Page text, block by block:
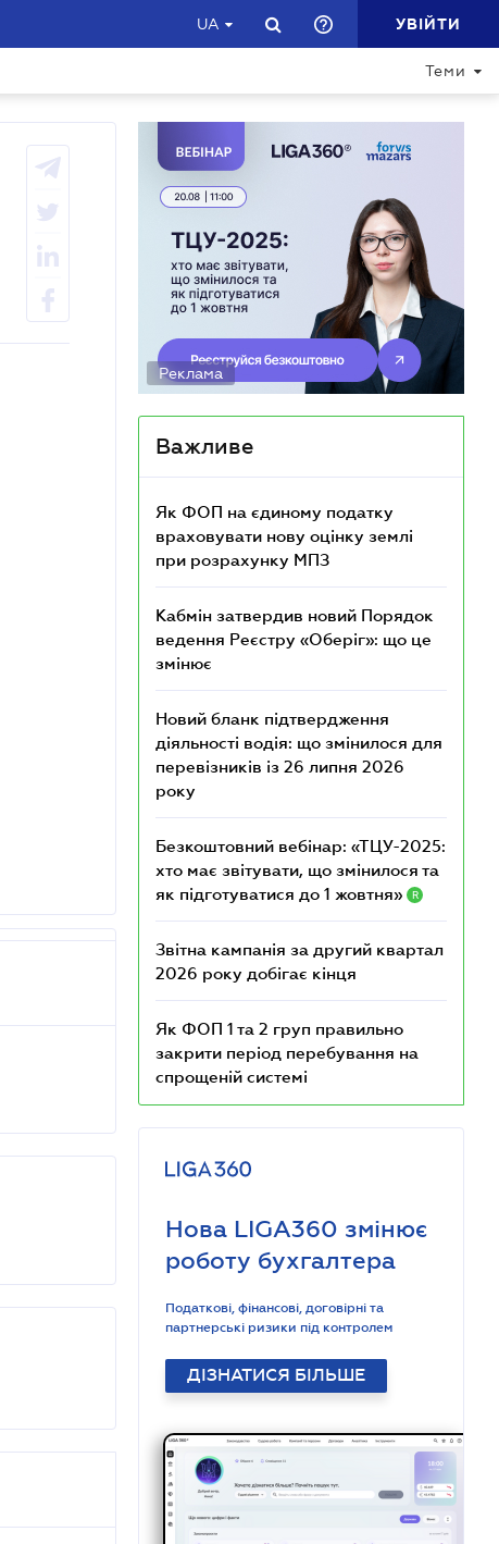
UA УВІЙТИ
Теми
Реклама
Важливе
Як ФОП на єдиному податку
враховувати нову оцінку землі
при розрахунку МПЗ
Кабмін затвердив новий Порядок
ведення Реєстру «Оберіг»: що це
змінює
Новий бланк підтвердження
діяльності водія: що змінилося для
перевізників із 26 липня 2026
року
Безкоштовний вебінар: «ТЦУ-2025:
хто має звітувати, що змінилося та
як підготуватися до 1 жовтня»
R
Звітна кампанія за другий квартал
2026 року добігає кінця
Як ФОП 1 та 2 груп правильно
закрити період перебування на
спрощеній системі
Нова LIGA360 змінює
роботу бухгалтера
Податкові, фінансові, договірні та
партнерські ризики під контролем
ДІЗНАТИСЯ БІЛЬШЕ